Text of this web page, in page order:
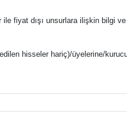
fiyat dışı unsurlara ilişkin bilgi
hisseler hariç)/üyelerine/